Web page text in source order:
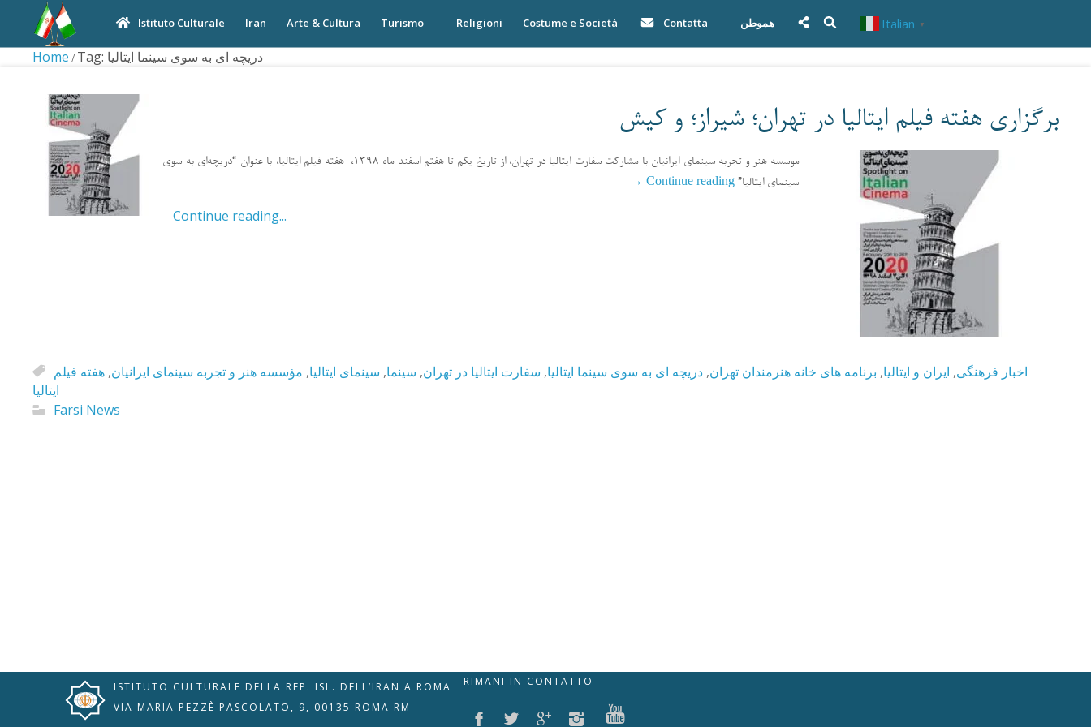
Istituto Culturale Iran Arte & Cultura Turismo Religioni Costume e Società Contatta هموطن Italian ▼
Home Tag: دریچه ای به سوی سینما ایتالیا
برگزاری هفته فیلم ایتالیا در تهران؛ شیراز؛ و کیش
موسسه هنر و تجربه سینمای ایرانیان با مشارکت سفارت ایتالیا در تهران، از تاریخ یکم تا هفتم اسفند ماه 1398، هفته فیلم ایتالیا، با عنوان “دریچه‌ای به سوی
سینمای ایتالیا” Continue reading
→
Continue reading...
اخبار فرهنگی, ایران و ایتالیا, برنامه های خانه هنرمندان تهران, دریچه ای به سوی سینما ایتالیا, سفارت ایتالیا در تهران, سینما, سینمای ایتالیا, مؤسسه هنر و تجربه سینمای ایرانیان, هفته فیلم
ایتالیا
Farsi News
ISTITUTO CULTURALE DELLA REP. ISL. DELL’IRAN A ROMA
VIA MARIA PEZZÈ PASCOLATO, 9, 00135 ROMA RM
RIMANI IN CONTATTO
Disattiva
Immagini
Evidenzia Link
Grande